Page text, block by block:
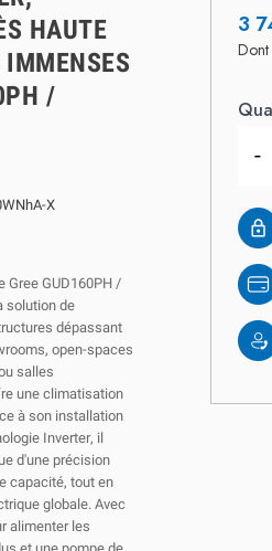
HAUTE
/
X
Gree GUD160PH /
solution de
dépassant
open-spaces
salles
une climatisation
à son installation
Inverter, il
d'une précision
capacité, tout en
globale. Avec
alimenter les
3
-